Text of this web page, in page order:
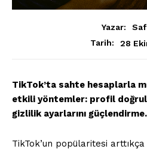
Yazar:
Tarih:
28
TikTok’ta sahte hesaplarla
etkili yöntemler: profil
gizlilik ayarlarını güçlendirme.
TikTok’un popülaritesi